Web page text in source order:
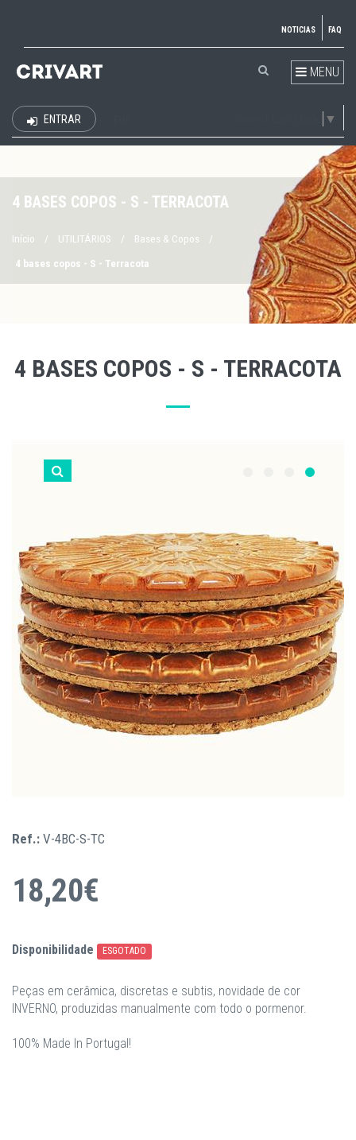
NOTICIAS FAQ
MENU
▼
ENTRAR
4 BASES COPOS - S - TERRACOTA
Início / UTILITÁRIOS / Bases & Copos /
4 bases copos - S - Terracota
4 BASES COPOS - S - TERRACOTA
Ref.: V-4BC-S-TC
18,20€
Disponibilidade ESGOTADO
Peças em cerâmica, discretas e subtis, novidade de cor
INVERNO, produzidas manualmente com todo o pormenor.
100% Made In Portugal!